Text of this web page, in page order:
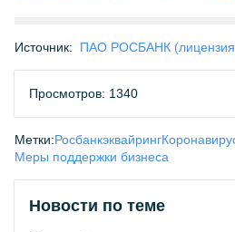
Источник: ПАО РОСБАНК
Просмотров: 1340
Метки:Росбанкэквайринг
Меры поддержки бизнеса
Новости по теме